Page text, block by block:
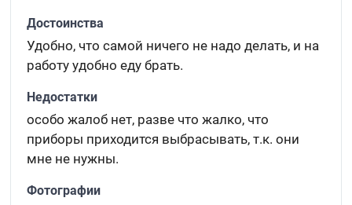
Достоинства
Удобно, что самой ничего не надо делать, и на
работу удобно еду брать.
Недостатки
особо жалоб нет, разве что жалко, что
приборы приходится выбрасывать, т.к. они
мне не нужны.
Фотографии